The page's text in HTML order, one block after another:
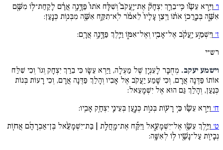
ו׳ וַיַּ֣רְא עֵשָׂ֗ו כִּֽי־בֵרַ֣ךְ יִצְחָק֘ אֶת־יַֽעֲקֹב֒ וְשִׁלַּ֤ח אֹתוֹ֙ פַּדֶּ֣נָ֥ה אֲרָ֔ם לָקַֽחַת־ל֥וֹ מִשָּׁ֖ם
אִשָּׁ֑ה בְּבָֽרֲכ֣וֹ אֹת֔וֹ וַיְצַ֤ו עָלָיו֙ לֵאמֹ֔ר לֹֽא־תִקַּ֥ח אִשָּׁ֖ה מִבְּנ֥וֹת כְּנָֽעַן:
ז׳ וַיִּשְׁמַ֣ע יַֽעֲקֹ֔ב אֶל־אָבִ֖יו וְאֶל־אִמּ֑וֹ וַיֵּ֖לֶךְ פַּדֶּ֣נָ֥ה אֲרָֽם:
רש״י
וישמע יעקב. מְחֻבָּר לָעִנְיָן שֶׁל מַעְלָה, וַיַּרְא עֵשָׂו כִּי בֵרַךְ יִצְחָק וְגוֹ' וְכִי שִׁלַּח
אוֹתוֹ פַּדֶּנָה אֲרָם, וְכִי שָׁמַע יַעֲקֹב אֶל אָבִיו וְהָלַךְ פַּדֶּנָה אֲרָם, וְכִי רָעוֹת בְּנוֹת
כְּנַעַן, וְהָלַךְ גַּם הוּא אֶל יִשְׁמָעֵאל:
ח׳ וַיַּ֣רְא עֵשָׂ֔ו כִּ֥י רָע֖וֹת בְּנ֣וֹת כְּנָ֑עַן בְּעֵינֵ֖י יִצְחָ֥ק אָבִֽיו:
ט׳ וַיֵּ֥לֶךְ עֵשָׂ֖ו אֶל־יִשְׁמָעֵ֑אל וַיִּקַּ֡ח אֶת־מָֽחֲלַ֣ת | בַּת־יִשְׁמָעֵ֨אל בֶּן־אַבְרָהָ֜ם אֲח֧וֹת
נְבָי֛וֹת עַל־נָשָׁ֖יו ל֥וֹ לְאִשָּֽׁה: